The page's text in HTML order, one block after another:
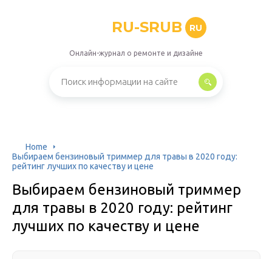
RU-SRUB RU
Онлайн-журнал о ремонте и дизайне
Home
Выбираем бензиновый триммер для травы в 2020 году:
рейтинг лучших по качеству и цене
Выбираем бензиновый триммер
для травы в 2020 году: рейтинг
лучших по качеству и цене